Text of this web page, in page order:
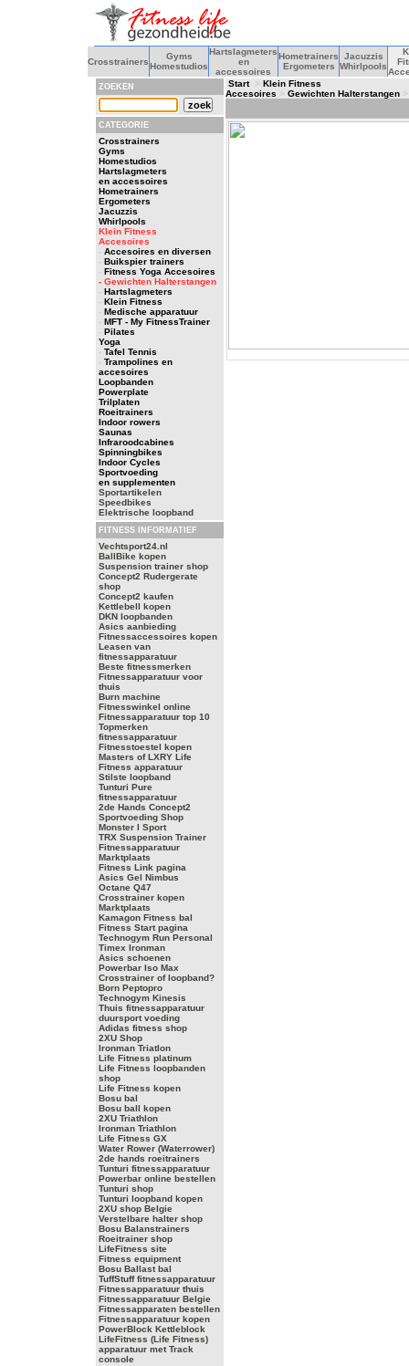
Crosstrainers
Gyms
Homestudios
Hartslagmeters
en
accessoires
Hometrainers
Ergometers
Jacuzzis
Whirlpools
ZOEKEN
CATEGORIE
Crosstrainers
Gyms
Homestudios
Hartslagmeters
en accessoires
Hometrainers
Ergometers
Jacuzzis
Whirlpools
Klein Fitness
Accesoires
- Accesoires en diversen
- Buikspier trainers
- Fitness Yoga Accesoires
- Gewichten Halterstangen
- Hartslagmeters
- Klein Fitness
- Medische apparatuur
- MFT - My FitnessTrainer
- Pilates
Yoga
- Tafel Tennis
- Trampolines en
accesoires
Loopbanden
Powerplate
Trilplaten
Roeitrainers
Indoor rowers
Saunas
Infraroodcabines
Spinningbikes
Indoor Cycles
Sportvoeding
en supplementen
Sportartikelen
Speedbikes
Elektrische loopband
FITNESS INFORMATIEF
Vechtsport24.nl
BallBike kopen
Suspension trainer shop
Concept2 Rudergerate
shop
Concept2 kaufen
Kettlebell kopen
DKN loopbanden
Asics aanbieding
Fitnessaccessoires kopen
Leasen van
fitnessapparatuur
Beste fitnessmerken
Fitnessapparatuur voor
thuis
Burn machine
Fitnesswinkel online
Fitnessapparatuur top 10
Topmerken
fitnessapparatuur
Fitnesstoestel kopen
Masters of LXRY Life
Fitness apparatuur
Stilste loopband
Tunturi Pure
fitnessapparatuur
2de Hands Concept2
Sportvoeding Shop
Monster I Sport
TRX Suspension Trainer
Fitnessapparatuur
Marktplaats
Fitness Link pagina
Asics Gel Nimbus
Octane Q47
Crosstrainer kopen
Marktplaats
Kamagon Fitness bal
Fitness Start pagina
Technogym Run Personal
Timex Ironman
Asics schoenen
Powerbar Iso Max
Crosstrainer of loopband?
Born Peptopro
Technogym Kinesis
Thuis fitnessapparatuur
duursport voeding
Adidas fitness shop
2XU Shop
Ironman Triatlon
Life Fitness platinum
Life Fitness loopbanden
shop
Life Fitness kopen
Bosu bal
Bosu ball kopen
2XU Triathlon
Ironman Triathlon
Life Fitness GX
Water Rower (Waterrower)
2de hands roeitrainers
Tunturi fitnessapparatuur
Powerbar online bestellen
Tunturi shop
Tunturi loopband kopen
2XU shop Belgie
Verstelbare halter shop
Bosu Balanstrainers
Roeitrainer shop
LifeFitness site
Fitness equipment
Bosu Ballast bal
TuffStuff fitnessapparatuur
Fitnessapparatuur thuis
Fitnessapparatuur Belgie
Fitnessapparaten bestellen
Fitnessapparatuur kopen
PowerBlock Kettleblock
LifeFitness (Life Fitness)
apparatuur met Track
console
Start> Klein Fitness
Accesoires > Gewichten Halterstangen>